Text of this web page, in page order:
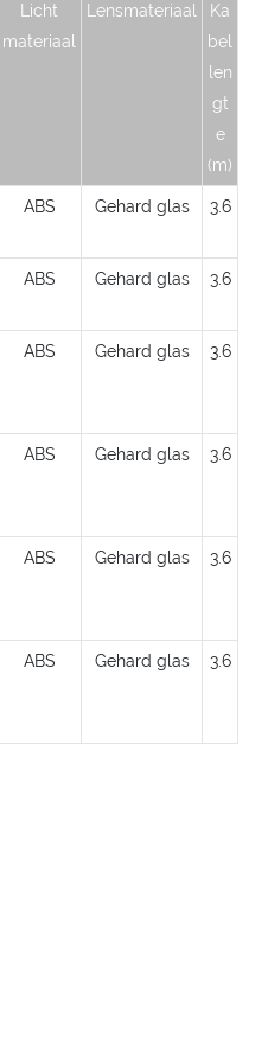
Licht
materiaal
Lensmateriaal
Ka
bel
len
gt
e
(m)
ABS Gehard glas 3.6
ABS Gehard glas 3.6
ABS Gehard glas 3.6
ABS Gehard glas 3.6
ABS Gehard glas 3.6
ABS Gehard glas 3.6